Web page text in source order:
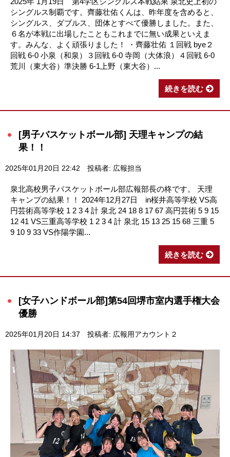
シングルス制覇です。齊藤壮佑くんは、昨年度を含めると、
シングルス、ダブルス、団体とすべて優勝しました。また、
６名が本戦に出場したこともこれまでに無い成果といえま
す。みんな、よく頑張りました！ ・齊藤壮佑 １回戦 bye２
回戦 6-0 小泉（和泉）３回戦 6-0 寺岡（大体浪）４回戦 6-0
荒川（東大谷）準決勝 6-1上野（東大谷）...
続きを読む
[男子バスケットボール部] 天理キャンプの結
果！！
2025年01月20日 22:42 投稿者: 広報担当
泉北高校男子バスケットボール部広報部長の柊です。 天理
キャンプの結果！！ 2024年12月27日 in桜井高等学校 VS高
円芸術高等学校 1 2 3 4 計 泉北 24 18 8 17 67 高円芸術 5 9 15
12 41 VS三重高等学校 1 2 3 4 計 泉北 15 13 25 15 68 三重 5
9 10 9 33 VS作陽学園...
続きを読む
[女子ハンドボール部]第54回堺市室内選手権大会
優勝
2025年01月20日 14:37 投稿者: 広報用アカウント２